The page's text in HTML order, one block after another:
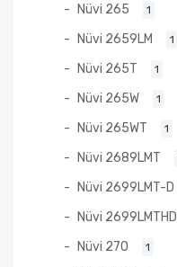
Nüvi 265 1
Nüvi 2659LM 1
Nüvi 265T 1
Nüvi 265W 1
Nüvi 265WT 1
Nüvi 2689LMT
Nüvi 2699LMT-D
Nüvi 2699LMTHD
Nüvi 270 1